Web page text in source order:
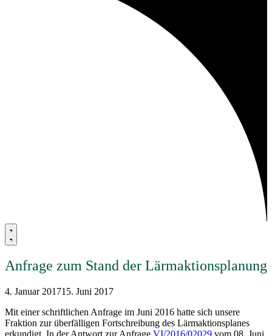
Anfrage zum Stand der Lärmaktionsplanung
4. Januar 201715. Juni 2017
Mit einer schriftlichen Anfrage im Juni 2016 hatte sich unsere
Fraktion zur überfälligen Fortschreibung des Lärmaktionsplanes
erkundigt. In der Antwort zur Anfrage VI/2016/02029 vom 08. Juni